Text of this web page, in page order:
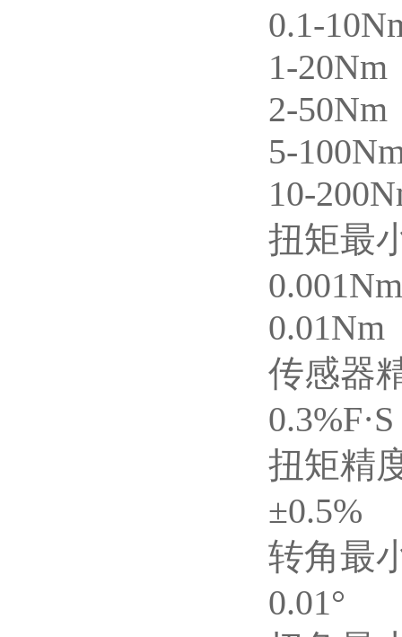
0.1-
1-20Nm
2-50Nm
5-
10-
扭矩最
0.001Nm
0.01Nm
传感器
0.3%F·S
扭矩精
±0.5%
转角最
0.01°